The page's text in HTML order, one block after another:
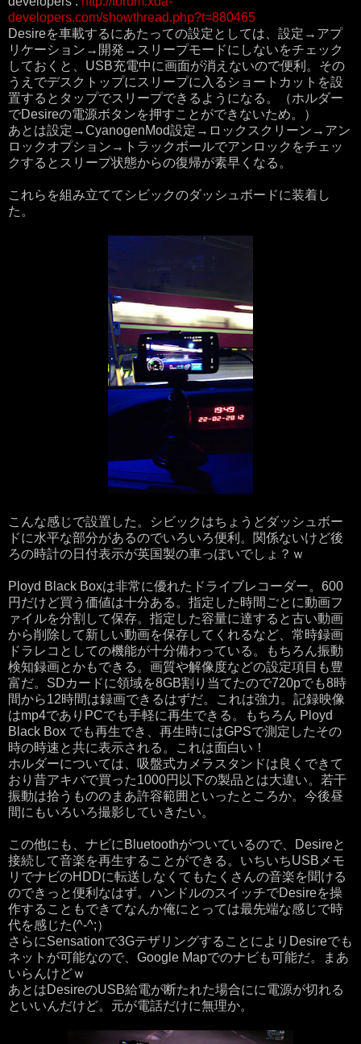
developers.com/showthread.php?t=880465
Desireを車載するにあたっての設定としては、設定→アプ
リケーション→開発→スリープモードにしないをチェック
しておくと、USB充電中に画面が消えないので便利。その
うえでデスクトップにスリープに入るショートカットを設
置するとタップでスリープできるようになる。（ホルダー
でDesireの電源ボタンを押すことができないため。）
あとは設定→CyanogenMod設定→ロックスクリーン→アン
ロックオプション→トラックボールでアンロックをチェッ
クするとスリープ状態からの復帰が素早くなる。
これらを組み立ててシビックのダッシュボードに装着し
た。
こんな感じで設置した。シビックはちょうどダッシュボー
ドに水平な部分があるのでいろいろ便利。関係ないけど後
ろの時計の日付表示が英国製の車っぽいでしょ？ｗ
Ployd Black Boxは非常に優れたドライブレコーダー。600
円だけど買う価値は十分ある。指定した時間ごとに動画フ
ァイルを分割して保存。指定した容量に達すると古い動画
から削除して新しい動画を保存してくれるなど、常時録画
ドラレコとしての機能が十分備わっている。もちろん振動
検知録画とかもできる。画質や解像度などの設定項目も豊
富だ。SDカードに領域を8GB割り当てたので720pでも8時
間から12時間は録画できるはずだ。これは強力。記録映像
はmp4でありPCでも手軽に再生できる。もちろん Ployd
Black Box でも再生でき、再生時にはGPSで測定したその
時の時速と共に表示される。これは面白い！
ホルダーについては、吸盤式カメラスタンドは良くできて
おり昔アキバで買った1000円以下の製品とは大違い。若干
振動は拾うもののまあ許容範囲といったところか。今後昼
間にもいろいろ撮影していきたい。
この他にも、ナビにBluetoothがついているので、Desireと
接続して音楽を再生することができる。いちいちUSBメモ
リでナビのHDDに転送しなくてもたくさんの音楽を聞ける
のできっと便利なはず。ハンドルのスイッチでDesireを操
作することもできてなんか俺にとっては最先端な感じで時
代を感じた(^-^;）
さらにSensationで3GテザリングすることによりDesireでも
ネットが可能なので、Google Mapでのナビも可能だ。まあ
いらんけどｗ
あとはDesireのUSB給電が断たれた場合にに電源が切れる
といいんだけど。元が電話だけに無理か。